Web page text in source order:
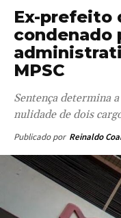
Ex-prefeito
condenado
MPSC
Sentença determina
nulidade de dois
Publicado por Reinaldo